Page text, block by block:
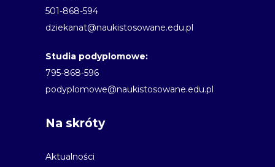
501-868-594
dziekanat@naukistosowane.edu.pl
Studia podyplomowe:
795-868-596
podyplomowe@naukistosowane.edu.pl
Na skróty
Aktualności